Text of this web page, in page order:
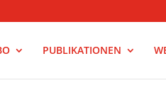
PUBLIKATIONEN